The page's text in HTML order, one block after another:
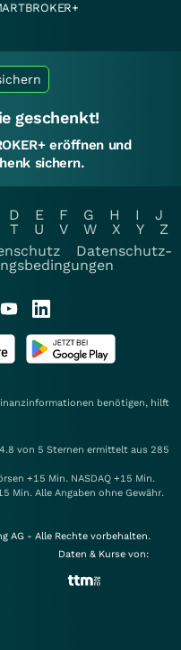
geschenkt!
eröffnen und
sichern.
D E F G H I
J
T U V W X Y
Z
Datenschutz-
benötigen, hilft
von 5 Sternen ermittelt aus 285
+15 Min. NASDAQ +15 Min.
Min. Alle Angaben ohne Gewähr.
AG - Alle Rechte vorbehalten.
Daten & Kurse von: